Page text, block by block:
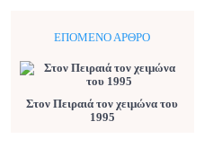
ΕΠΌΜΕΝΟ ΆΡΘΡΟ
Στον Πειραιά τον χειμώνα του
1995